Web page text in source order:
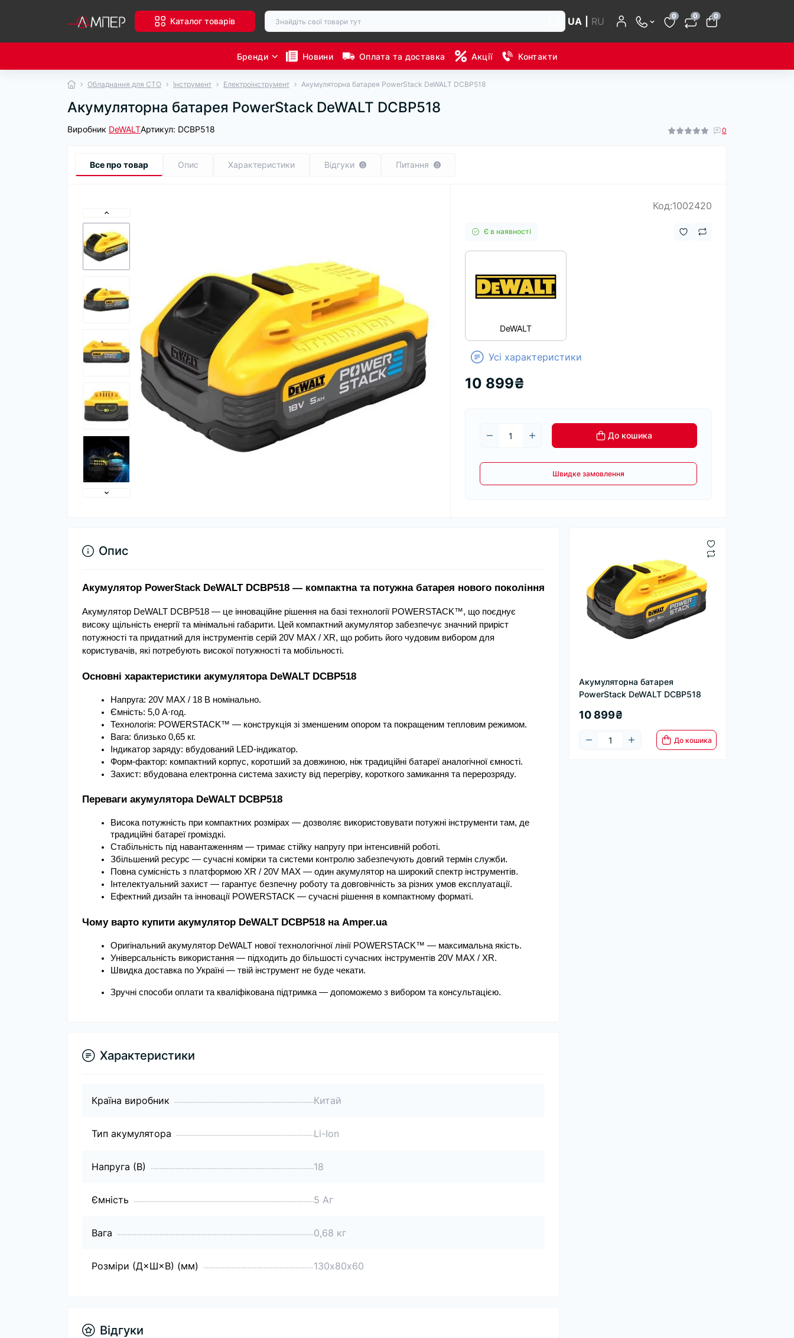
Каталог товарів UA RU 0 0 0
Бренди Новини Оплата та доставка Акції Контакти
Обладнання для СТО Інструмент Електроінструмент Акумуляторна батарея PowerStack DeWALT DCBP518
Акумуляторна батарея PowerStack DeWALT DCBP518
Виробник DeWALTАртикул: DCBP518 0
Все про товар Опис Характеристики Відгуки 0 Питання 0
Код:1002420
Є в наявності
DeWALT
Усі характеристики
10 899₴
До кошика
Швидке замовлення
Акумуляторна батарея
PowerStack DeWALT DCBP518
10 899₴
До кошика
Опис
Акумулятор PowerStack DeWALT DCBP518 — компактна та потужна батарея нового покоління
Акумулятор DeWALT DCBP518 — це інноваційне рішення на базі технології POWERSTACK™, що поєднує
високу щільність енергії та мінімальні габарити. Цей компактний акумулятор забезпечує значний приріст
потужності та придатний для інструментів серій 20V MAX / XR, що робить його чудовим вибором для
користувачів, які потребують високої потужності та мобільності.
Основні характеристики акумулятора DeWALT DCBP518
Напруга: 20V MAX / 18 В номінально.
Ємність: 5,0 А·год.
Технологія: POWERSTACK™ — конструкція зі зменшеним опором та покращеним тепловим режимом.
Вага: близько 0,65 кг.
Індикатор заряду: вбудований LED-індикатор.
Форм-фактор: компактний корпус, коротший за довжиною, ніж традиційні батареї аналогічної ємності.
Захист: вбудована електронна система захисту від перегріву, короткого замикання та перерозряду.
Переваги акумулятора DeWALT DCBP518
Висока потужність при компактних розмірах — дозволяє використовувати потужні інструменти там, де
традиційні батареї громіздкі.
Стабільність під навантаженням — тримає стійку напругу при інтенсивній роботі.
Збільшений ресурс — сучасні комірки та системи контролю забезпечують довгий термін служби.
Повна сумісність з платформою XR / 20V MAX — один акумулятор на широкий спектр інструментів.
Інтелектуальний захист — гарантує безпечну роботу та довговічність за різних умов експлуатації.
Ефектний дизайн та інновації POWERSTACK — сучасні рішення в компактному форматі.
Чому варто купити акумулятор DeWALT DCBP518 на Amper.ua
Оригінальний акумулятор DeWALT нової технологічної лінії POWERSTACK™ — максимальна якість.
Універсальність використання — підходить до більшості сучасних інструментів 20V MAX / XR.
Швидка доставка по Україні — твій інструмент не буде чекати.
Зручні способи оплати та кваліфікована підтримка — допоможемо з вибором та консультацією.
Характеристики
Країна виробник Китай
Тип акумулятора Li-Ion
Напруга (В) 18
Ємність 5 Аг
Вага 0,68 кг
Розміри (Д×Ш×В) (мм) 130х80х60
Відгуки